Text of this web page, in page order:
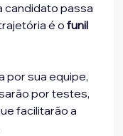
candidato passa
é o funil
por sua equipe,
por testes,
facilitarão a